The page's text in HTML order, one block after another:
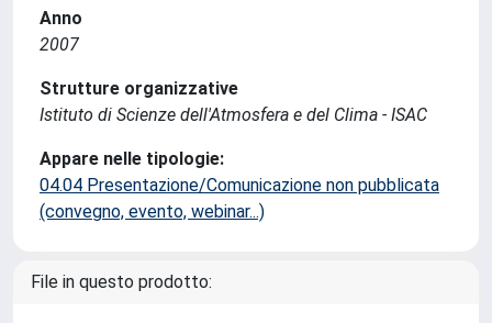
Anno
2007
Strutture organizzative
Istituto di Scienze dell'Atmosfera e del Clima - ISAC
Appare nelle tipologie:
04.04 Presentazione/Comunicazione non pubblicata
(convegno, evento, webinar...)
File in questo prodotto: